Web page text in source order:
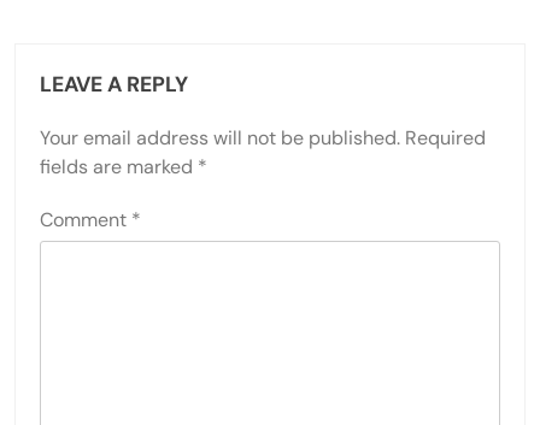
LEAVE A REPLY
Your email address will not be published. Required
fields are marked *
Comment *